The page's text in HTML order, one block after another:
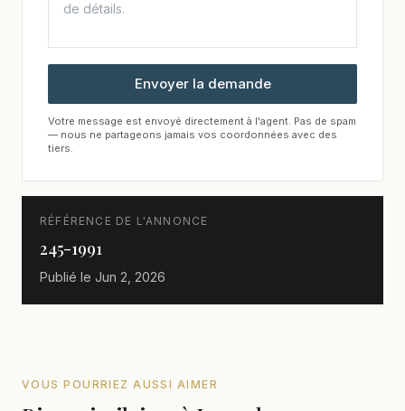
Envoyer la demande
Votre message est envoyé directement à l'agent. Pas de spam
— nous ne partageons jamais vos coordonnées avec des
tiers.
RÉFÉRENCE DE L'ANNONCE
245-1991
Publié le Jun 2, 2026
VOUS POURRIEZ AUSSI AIMER